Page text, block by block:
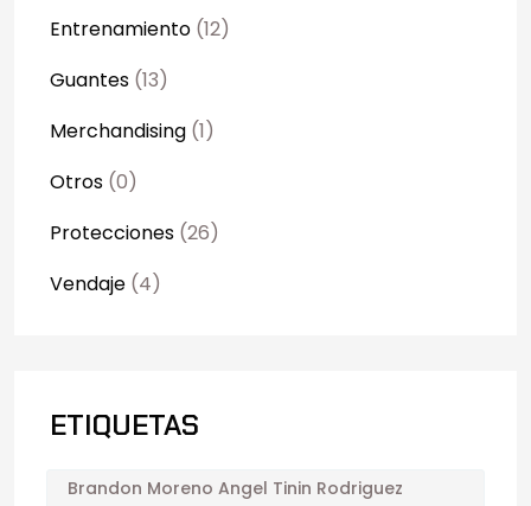
Entrenamiento (12)
Guantes (13)
Merchandising (1)
Otros (0)
Protecciones (26)
Vendaje (4)
ETIQUETAS
Brandon Moreno Angel Tinin Rodriguez